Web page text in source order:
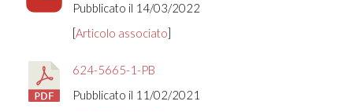
Pubblicato il 14/03/2022
[Articolo associato]
624-5665-1-PB
Pubblicato il 11/02/2021